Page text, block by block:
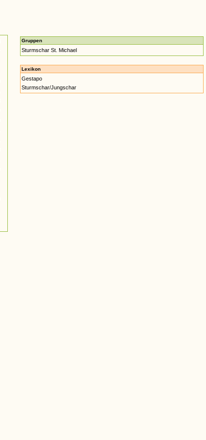
Gruppen
Sturmschar St. Michael
Lexikon
Gestapo
Sturmschar/Jungschar